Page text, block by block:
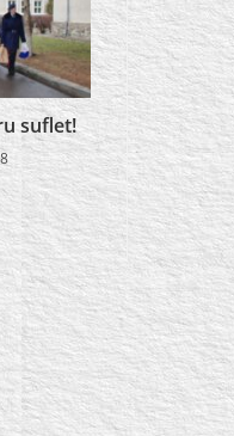
suflet!